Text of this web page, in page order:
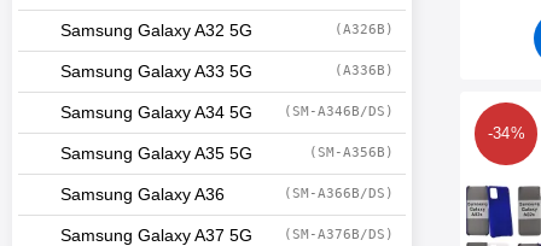
Samsung Galaxy A32 5G (A326B)
Samsung Galaxy A33 5G (A336B)
Samsung Galaxy A34 5G (SM-A346B/DS)
Samsung Galaxy A35 5G (SM-A356B)
Samsung Galaxy A36 (SM-A366B/DS)
Samsung Galaxy A37 5G (SM-A376B/DS)
-34%
Makera